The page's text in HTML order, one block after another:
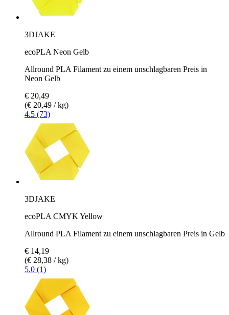
3DJAKE
ecoPLA Neon Gelb
Allround PLA Filament zu einem unschlagbaren Preis in
Neon Gelb
€ 20,49
(€ 20,49 / kg)
4.5 (73)
3DJAKE
ecoPLA CMYK Yellow
Allround PLA Filament zu einem unschlagbaren Preis in Gelb
€ 14,19
(€ 28,38 / kg)
5.0 (1)